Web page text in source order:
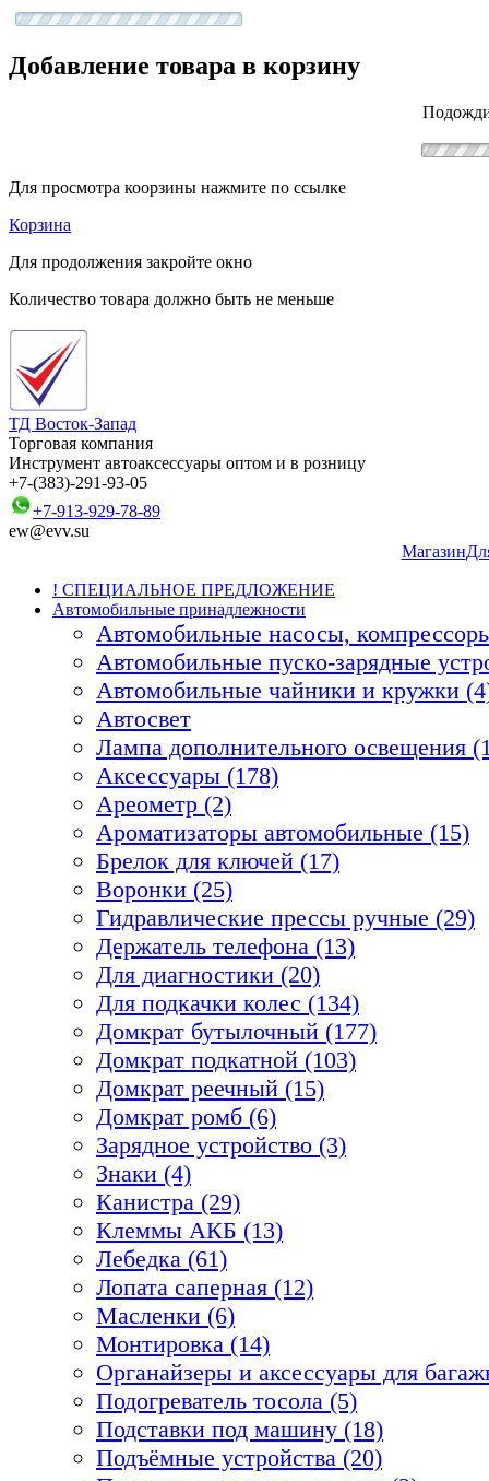
Добавление товара в корзину
Для просмотра коорзины нажмите по ссылке
Корзина
Для продолжения закройте окно
Количество товара должно быть не меньше
ТД Восток-Запад
Торговая компания
Инструмент автоаксессуары оптом и в розницу
+7-(383)-291-93-05
+7-913-929-78-89
ew@evv.su
Магазин
! СПЕЦИАЛЬНОЕ ПРЕДЛОЖЕНИЕ
Автомобильные принадлежности
Автомобильные насосы,
Автомобильные пуско-зарядные
Автомобильные чайники и кружки
Автосвет
Лампа дополнительного освещения
Аксессуары (178)
Ареометр (2)
Ароматизаторы автомобильные (15)
Брелок для ключей (17)
Воронки (25)
Гидравлические прессы ручные (29)
Держатель телефона (13)
Для диагностики (20)
Для подкачки колес (134)
Домкрат бутылочный (177)
Домкрат подкатной (103)
Домкрат реечный (15)
Домкрат ромб (6)
Зарядное устройство (3)
Знаки (4)
Канистра (29)
Клеммы АКБ (13)
Лебедка (61)
Лопата саперная (12)
Масленки (6)
Монтировка (14)
Органайзеры и аксессуары для
Подогреватель тосола (5)
Подставки под машину (18)
Подъёмные устройства (20)